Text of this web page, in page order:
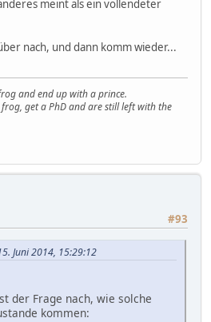
meint als ein vollendeter
nach, und dann komm wieder...
and end up with a prince.
get a PhD and are still left with the
#93
Juni 2014, 15:29:12
der Frage nach, wie solche
kommen: